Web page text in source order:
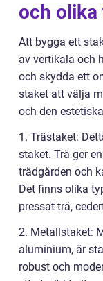
och olika
Att bygga ett
av vertikala och
och skydda ett
staket att välja
och den
1. Trästaket:
staket. Trä ger
trädgården och
Det finns olika
pressat trä,
2. Metallstaket:
aluminium, är
robust och